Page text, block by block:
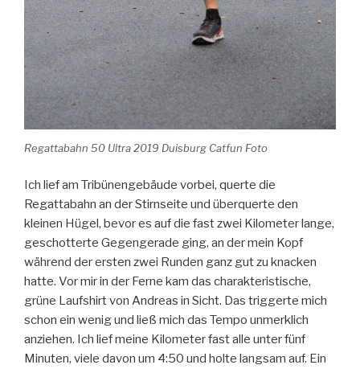
Regattabahn 50 Ultra 2019 Duisburg Catfun Foto
Ich lief am Tribünengebäude vorbei, querte die
Regattabahn an der Stirnseite und überquerte den
kleinen Hügel, bevor es auf die fast zwei Kilometer lange,
geschotterte Gegengerade ging, an der mein Kopf
während der ersten zwei Runden ganz gut zu knacken
hatte. Vor mir in der Ferne kam das charakteristische,
grüne Laufshirt von Andreas in Sicht. Das triggerte mich
schon ein wenig und ließ mich das Tempo unmerklich
anziehen. Ich lief meine Kilometer fast alle unter fünf
Minuten, viele davon um 4:50 und holte langsam auf. Ein